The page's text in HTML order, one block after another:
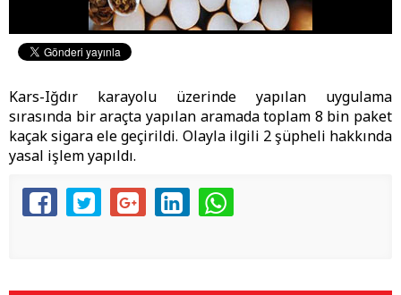
Kars-Iğdır karayolu üzerinde yapılan uygulama
sırasında bir araçta yapılan aramada toplam 8 bin paket
kaçak sigara ele geçirildi. Olayla ilgili 2 şüpheli hakkında
yasal işlem yapıldı.